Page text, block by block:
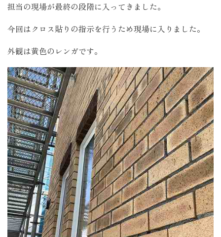
担当の現場が最終の段階に入ってきました。
今回はクロス貼りの指示を行うため現場に入りました。
外観は黄色のレンガです。